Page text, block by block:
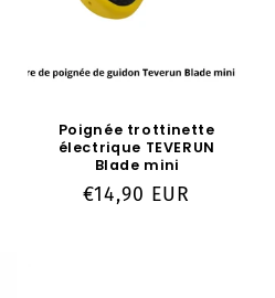
Poignée trottinette
électrique TEVERUN
Blade mini
Prix
€14,90 EUR